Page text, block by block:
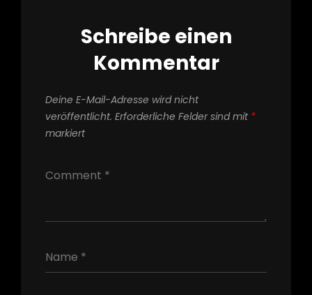
Schreibe einen
Kommentar
Deine E-Mail-Adresse wird nicht
veröffentlicht. Erforderliche Felder sind mit *
markiert